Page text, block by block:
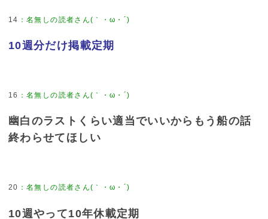
14 ：名無しの読者さん(｀・ω・´)
10週分だけ掲載定期
16 ：名無しの読者さん(｀・ω・´)
幽白のラストくらい適当でいいからもう船の話
終わらせてほしい
20 ：名無しの読者さん(｀・ω・´)
10週やって10年休載定期